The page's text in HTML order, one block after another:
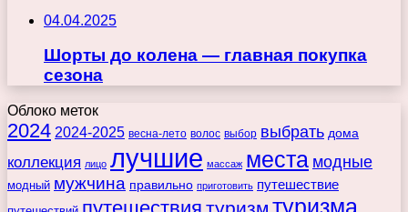
04.04.2025
Шорты до колена — главная покупка
сезона
Облоко меток
2024 2024-2025 весна-лето волос выбор выбрать дома
коллекция лицо лучшие массаж места модные
модный мужчина правильно приготовить путешествие
туризма